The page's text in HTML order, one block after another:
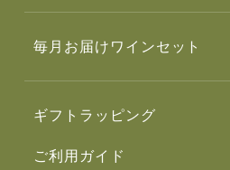
毎月お届けワインセット
ギフトラッピング
ご利用ガイド